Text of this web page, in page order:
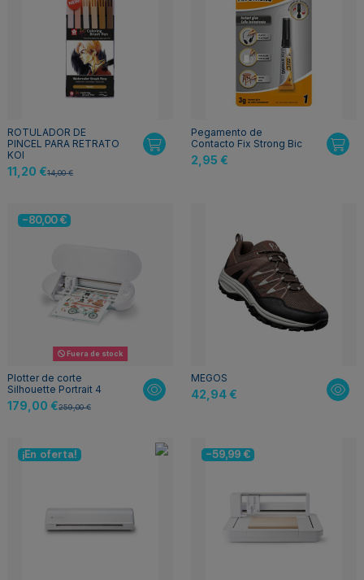
ROTULADOR DE
PINCEL PARA RETRATO
KOI
11,20 €14,00 €
Pegamento de
Contacto Fix Strong Bic
2,95 €
-80,00 €
Fuera de stock
Plotter de corte
Silhouette Portrait 4
179,00 €259,00 €
MEGOS
42,94 €
¡En oferta! -59,99 €